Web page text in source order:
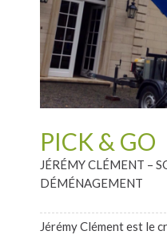
PICK & GO
JÉRÉMY CLÉMENT –
DÉMÉNAGEMENT
Jérémy Clément est le